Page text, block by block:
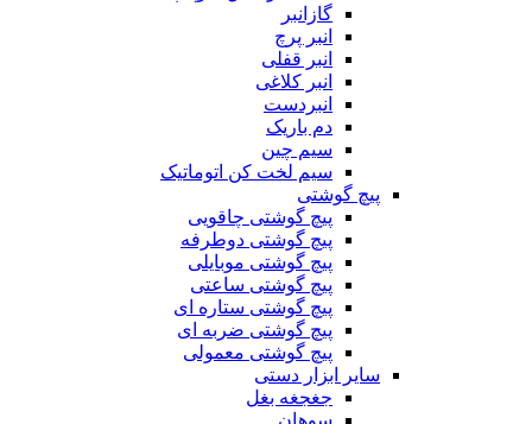
گازانبر
انبر پرچ
انبر قفلی
انبر کلاغی
انبردست
دم باریک
سیم چین
سیم لخت کن اتوماتیک
پیچ گوشتی
پیچ گوشتی چاقویی
پیچ گوشتی دوطرفه
پیچ گوشتی موبایلی
پیچ گوشتی ساعتی
پیچ گوشتی ستاره ای
پیچ گوشتی ضربه ای
پیچ گوشتی معمولی
سایر ابزار دستی
جغجغه بغل
سوهان